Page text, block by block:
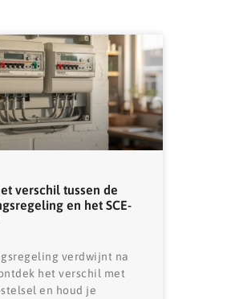
verschil tussen de
en het SCE-
verdwijnt na
het verschil met
stelsel en houd je